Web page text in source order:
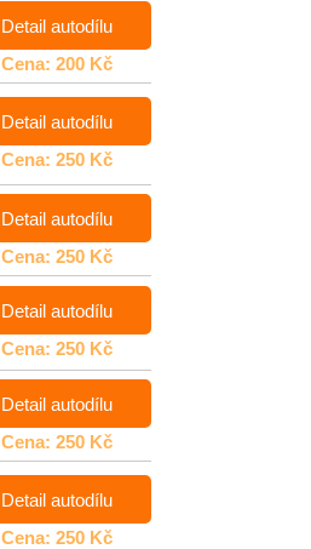
Detail autodílu
Cena: 200 Kč
Detail autodílu
Cena: 250 Kč
Detail autodílu
Cena: 250 Kč
Detail autodílu
Cena: 250 Kč
Detail autodílu
Cena: 250 Kč
Detail autodílu
Cena: 250 Kč